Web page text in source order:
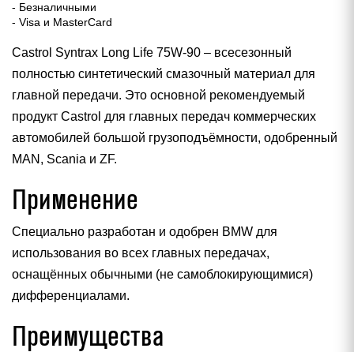
- Безналичными
- Visa и MasterCard
Castrol Syntrax Long Life 75W-90 – всесезонный
полностью синтетический смазочный материал для
главной передачи. Это основной рекомендуемый
продукт Castrol для главных передач коммерческих
автомобилей большой грузоподъёмности, одобренный
MAN, Scania и ZF.
Применение
Специально разработан и одобрен BMW для
использования во всех главных передачах,
оснащённых обычными (не самоблокирующимися)
дифференциалами.
Преимущества